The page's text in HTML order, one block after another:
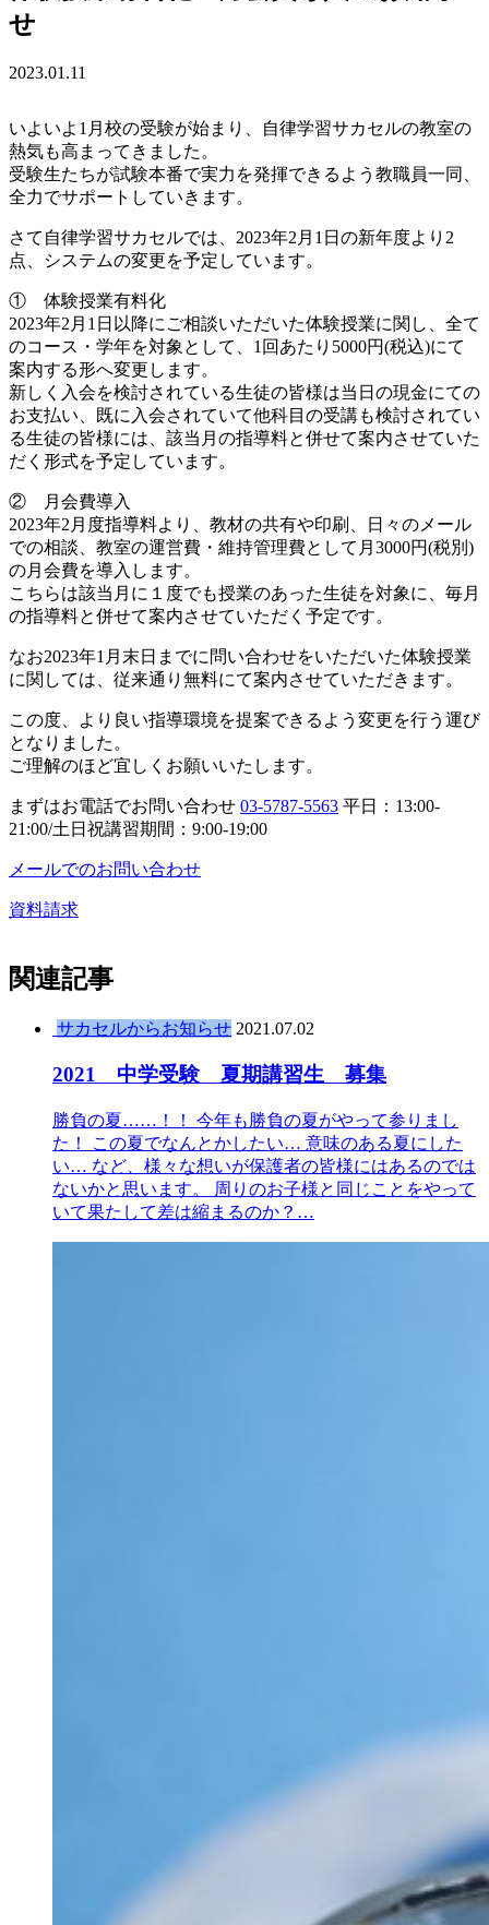
せ
2023.01.11
いよいよ1月校の受験が始まり、自律学習サカセルの教室の
熱気も高まってきました。
受験生たちが試験本番で実力を発揮できるよう教職員一同、
全力でサポートしていきます。
さて自律学習サカセルでは、2023年2月1日の新年度より2
点、システムの変更を予定しています。
① 体験授業有料化
2023年2月1日以降にご相談いただいた体験授業に関し、全て
のコース・学年を対象として、1回あたり5000円(税込)にて
案内する形へ変更します。
新しく入会を検討されている生徒の皆様は当日の現金にての
お支払い、既に入会されていて他科目の受講も検討されてい
る生徒の皆様には、該当月の指導料と併せて案内させていた
だく形式を予定しています。
② 月会費導入
2023年2月度指導料より、教材の共有や印刷、日々のメール
での相談、教室の運営費・維持管理費として月3000円(税別)
の月会費を導入します。
こちらは該当月に１度でも授業のあった生徒を対象に、毎月
の指導料と併せて案内させていただく予定です。
なお2023年1月末日までに問い合わせをいただいた体験授業
に関しては、従来通り無料にて案内させていただきます。
この度、より良い指導環境を提案できるよう変更を行う運び
となりました。
ご理解のほど宜しくお願いいたします。
まずはお電話でお問い合わせ 03-5787-5563 平日：13:00-
21:00/土日祝講習期間：9:00-19:00
メールでのお問い合わせ
資料請求
関連記事
サカセルからお知らせ 2021.07.02
2021 中学受験 夏期講習生 募集
勝負の夏……！！ 今年も勝負の夏がやって参りまし
た！ この夏でなんとかしたい… 意味のある夏にした
い… など、様々な想いが保護者の皆様にはあるのでは
ないかと思います。 周りのお子様と同じことをやって
いて果たして差は縮まるのか？…